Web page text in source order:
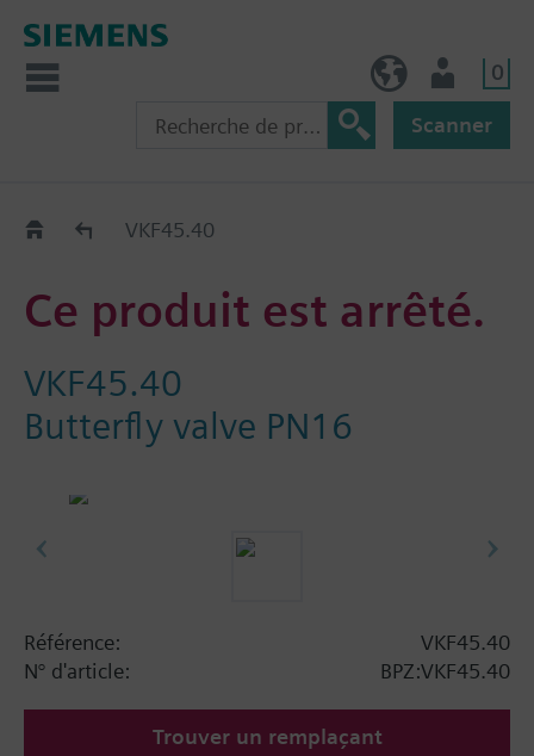
0
Scanner
Old2NewVKF45.40
Ce produit est arrêté.
VKF45.40
Butterfly valve PN16
Référence:
VKF45.40
N° d'article:
BPZ:VKF45.40
Trouver un remplaçant